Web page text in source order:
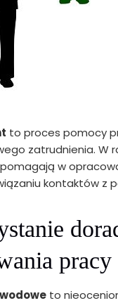
to proces pomocy
zatrudnienia. W
pomagają w
kontaktów z
pracy
to